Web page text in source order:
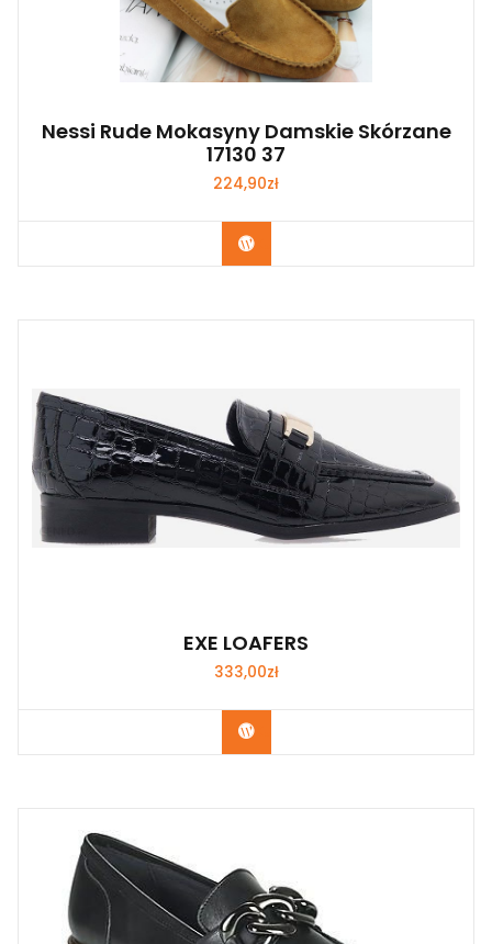
Nessi Rude Mokasyny Damskie Skórzane
17130 37
224,90zł
Kup Teraz
EXE LOAFERS
333,00zł
Kup Teraz